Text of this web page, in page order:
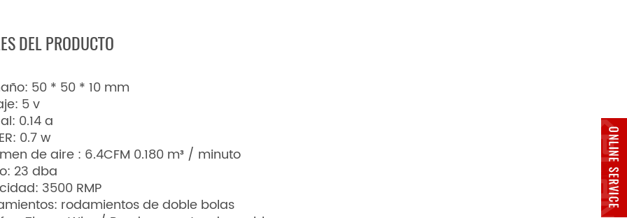
DEL PRODUCTO
50 * 50 * 10 mm
5 v
0.14 a
0.7 w
de aire : 6.4CFM 0.180 m³ / minuto
23 dba
3500 RMP
rodamientos de doble bolas